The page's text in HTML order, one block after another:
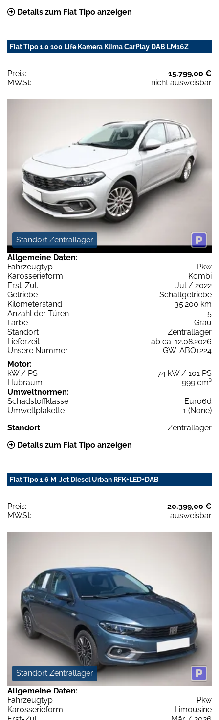
Details zum Fiat Tipo anzeigen
Fiat Tipo 1.0 100 Life Kamera Klima CarPlay DAB LM16Z
Preis:
15.799,00 €
MWSt:
nicht ausweisbar
Standort Zentrallager
Allgemeine Daten:
Fahrzeugtyp
Pkw
Karosserieform
Kombi
Erst-Zul.
Jul / 2022
Getriebe
Schaltgetriebe
Kilometerstand
35.200 km
Anzahl der Türen
5
Farbe
Grau
Standort
Zentrallager
Lieferzeit
ab ca. 12.08.2026
Unsere Nummer
GW-ABO1224
Motor:
kW / PS
74 kW / 101 PS
Hubraum
999 cm³
Umweltnormen:
Schadstoffklasse
Euro6d
Umweltplakette
1 (None)
Standort
Zentrallager
Details zum Fiat Tipo anzeigen
Fiat Tipo 1.6 M-Jet Diesel Urban RFK+LED+DAB
Preis:
20.399,00 €
MWSt:
ausweisbar
Standort Zentrallager
Allgemeine Daten:
Fahrzeugtyp
Pkw
Karosserieform
Limousine